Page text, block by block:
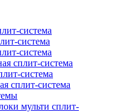
система
система
система
сплит-система
система
сплит-система
мульти сплит-